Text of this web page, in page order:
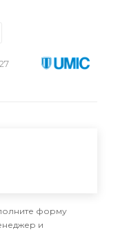
форму
и